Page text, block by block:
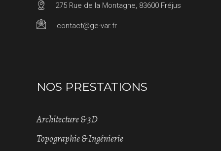
275 Rue de la Montagne, 83600 Fréjus
contact@ge-var.fr
NOS PRESTATIONS
Architecture & 3D
Topographie & Ingénierie